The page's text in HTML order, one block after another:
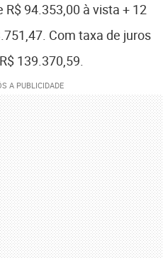
94.353,00 à vista + 12
Com taxa de juros
139.370,59.